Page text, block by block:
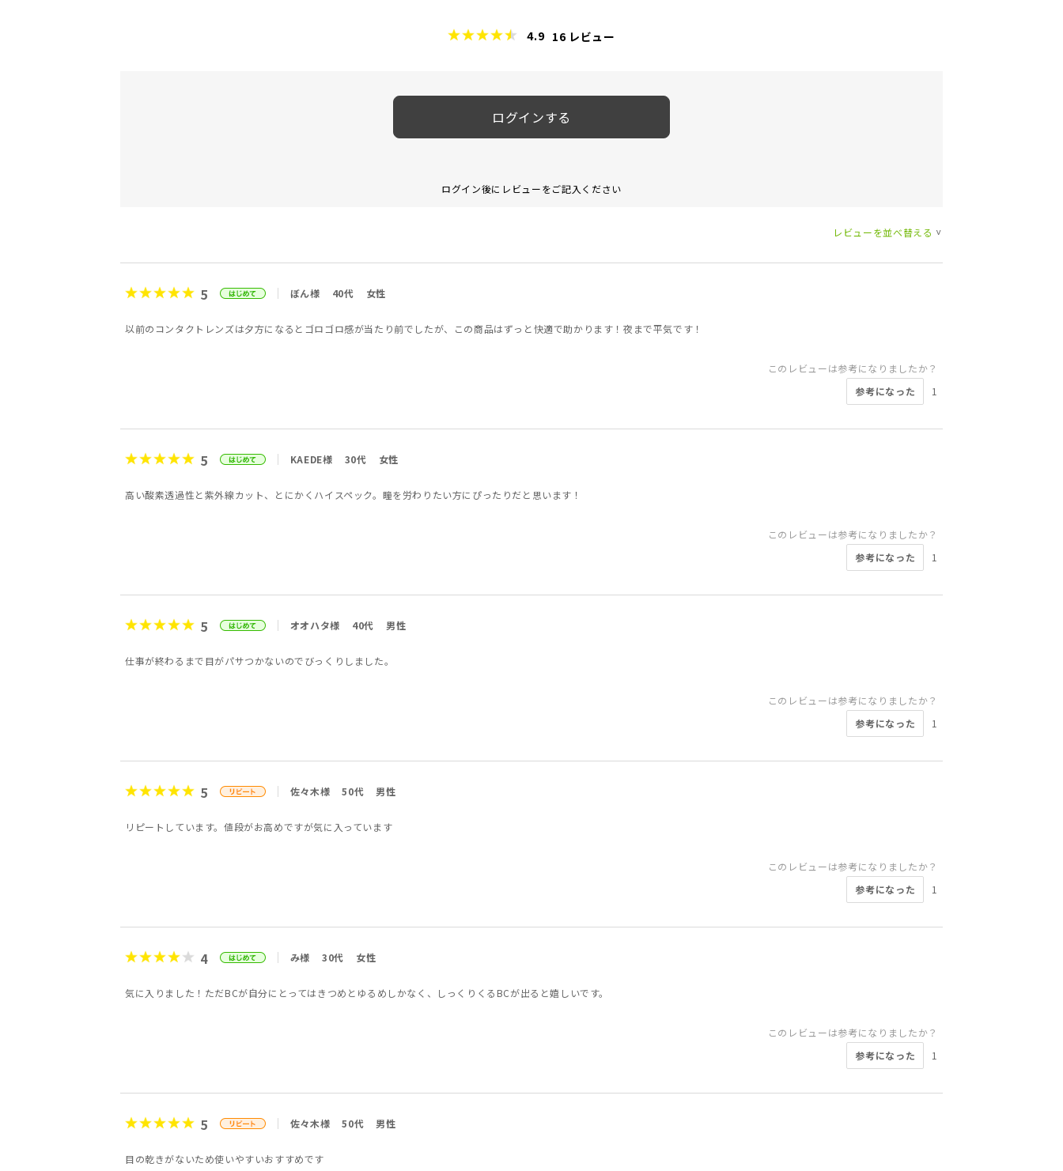
4.9 16 レビュー
ログインする
ログイン後にレビューをご記入ください
レビューを並べ替える >
5 ぼん様 40代 女性
以前のコンタクトレンズは夕方になるとゴロゴロ感が当たり前でしたが、この商品はずっと快適で助かります！夜まで平気です！
このレビューは参考になりましたか？
参考になった
1
5 KAEDE様 30代 女性
高い酸素透過性と紫外線カット、とにかくハイスペック。瞳を労わりたい方にぴったりだと思います！
このレビューは参考になりましたか？
参考になった
1
5 オオハタ様 40代 男性
仕事が終わるまで目がパサつかないのでびっくりしました。
このレビューは参考になりましたか？
参考になった
1
5 佐々木様 50代 男性
リピートしています。値段がお高めですが気に入っています
このレビューは参考になりましたか？
参考になった
1
4 み様 30代 女性
気に入りました！ただBCが自分にとってはきつめとゆるめしかなく、しっくりくるBCが出ると嬉しいです。
このレビューは参考になりましたか？
参考になった
1
5 佐々木様 50代 男性
目の乾きがないため使いやすいおすすめです